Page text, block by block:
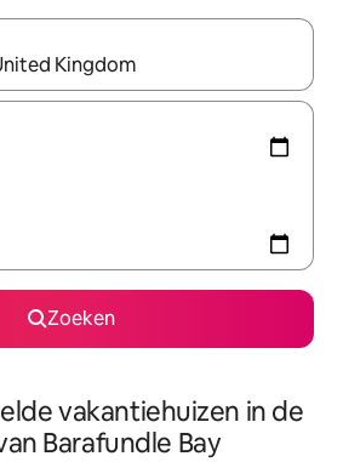
beschikbaar zijn, maak je een keuze
Zoeken
vakantiehuizen in de
Barafundle Bay